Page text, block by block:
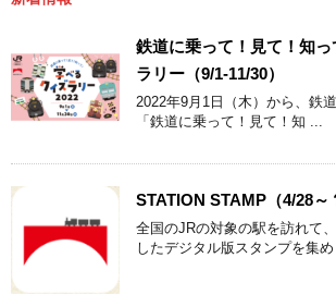
鉄道に乗って！見て！知
ラリー（9/1-11/30）
2022年9月1日（木）から、鉄
「鉄道に乗って！見て！知 ...
STATION STAMP（4/28～
全国のJRの対象の駅を訪れて
したデジタル版スタンプを集